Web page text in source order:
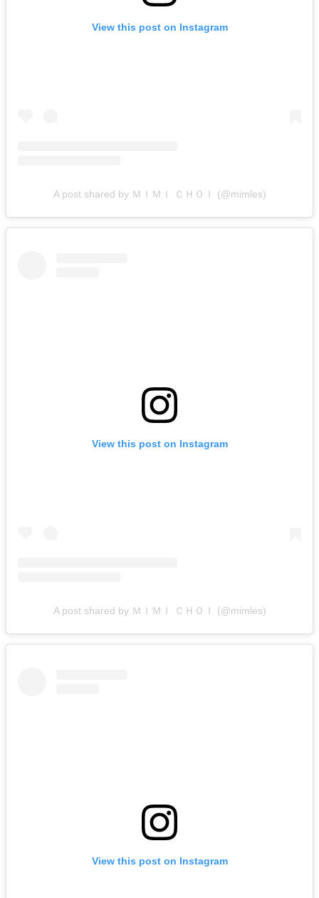
View this post on Instagram
A post shared by ＭＩＭＩ ＣＨＯＩ (@mimles)
View this post on Instagram
A post shared by ＭＩＭＩ ＣＨＯＩ (@mimles)
View this post on Instagram